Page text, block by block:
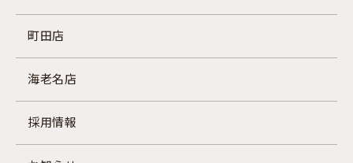
町田店
海老名店
採用情報